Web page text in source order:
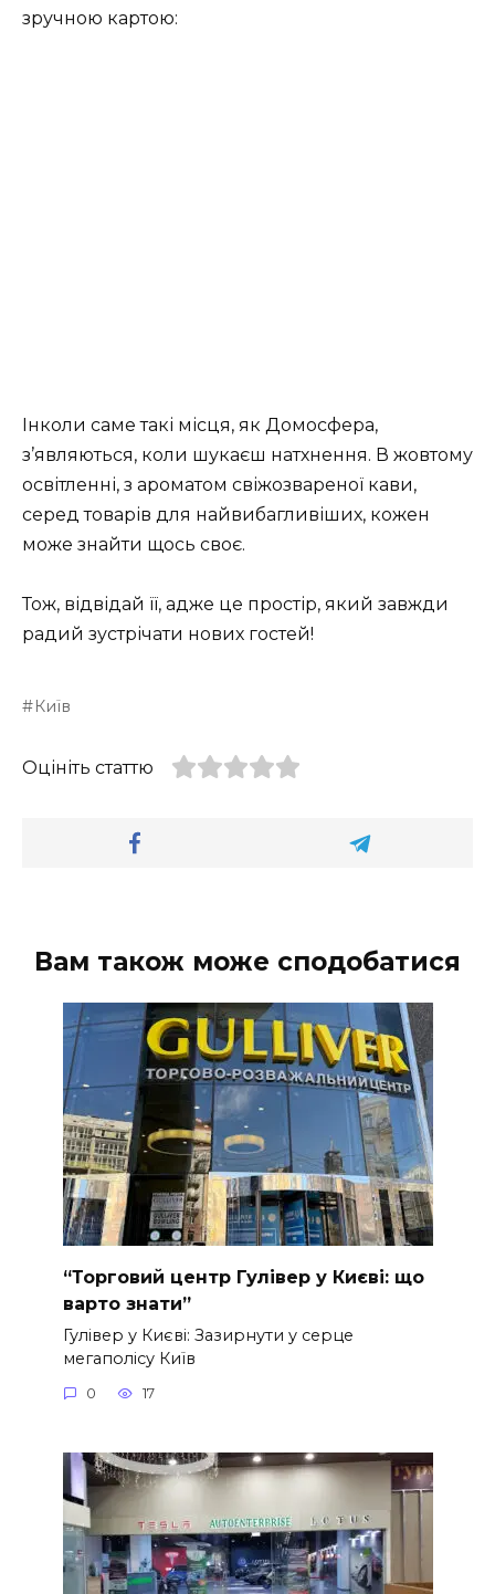
зручною картою:
Інколи саме такі місця, як Домосфера,
з’являються, коли шукаєш натхнення. В жовтому
освітленні, з ароматом свіжозвареної кави,
серед товарів для найвибагливіших, кожен
може знайти щось своє.
Тож, відвідай її, адже це простір, який завжди
радий зустрічати нових гостей!
Київ
Оцініть статтю
Вам також може сподобатися
“Торговий центр Гулівер у Києві: що
варто знати”
Гулівер у Києві: Зазирнути у серце
мегаполісу Київ
0 17